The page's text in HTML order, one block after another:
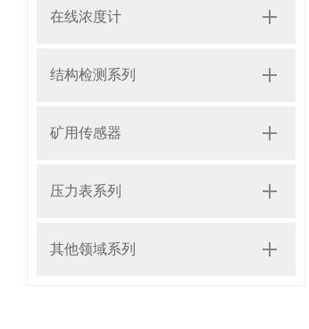
在线浓度计
结构检测系列
矿用传感器
压力表系列
其他领域系列